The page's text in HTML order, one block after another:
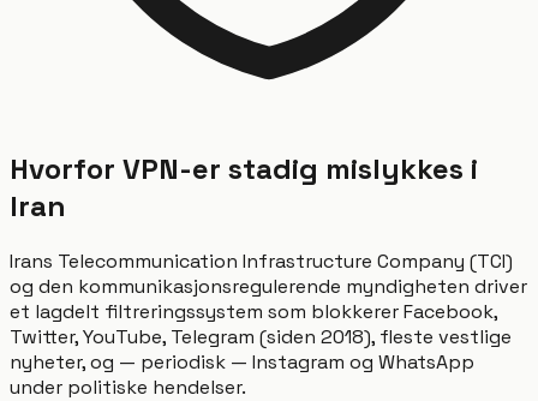
Hvorfor VPN-er stadig mislykkes i
Iran
Irans Telecommunication Infrastructure Company (TCI)
og den kommunikasjonsregulerende myndigheten driver
et lagdelt filtreringssystem som blokkerer Facebook,
Twitter, YouTube, Telegram (siden 2018), fleste vestlige
nyheter, og — periodisk — Instagram og WhatsApp
under politiske hendelser.